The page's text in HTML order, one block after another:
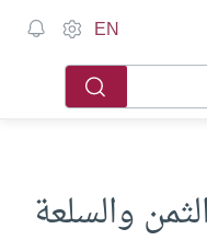
EN
والسلعة